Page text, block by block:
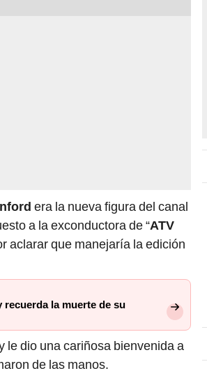
era la nueva figura del canal
a la exconductora de “ATV
aclarar que manejaría la edición
la muerte de su
le dio una cariñosa bienvenida a
de las manos.